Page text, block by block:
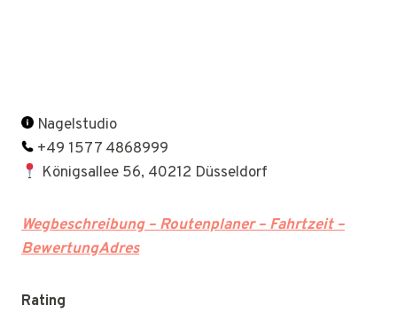
Nagelstudio
+49 1577 4868999
Königsallee 56, 40212 Düsseldorf
Wegbeschreibung – Routenplaner – Fahrtzeit –
BewertungAdres
Rating